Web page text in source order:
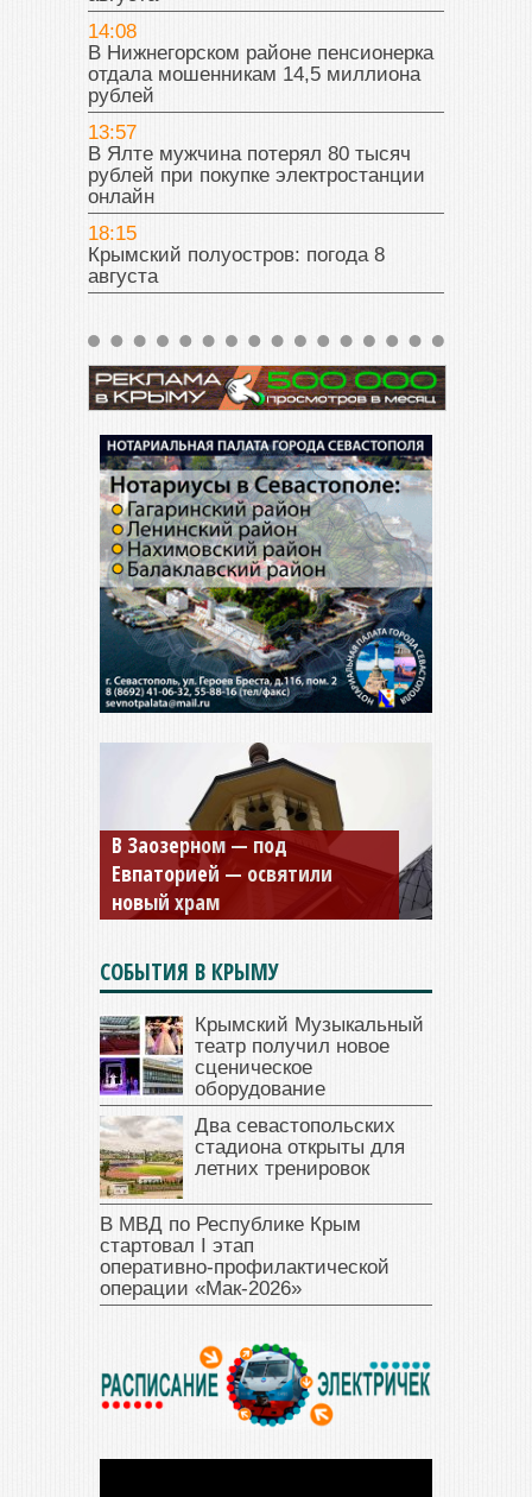
14:08
В Нижнегорском районе пенсионерка
отдала мошенникам 14,5 миллиона
рублей
13:57
В Ялте мужчина потерял 80 тысяч
рублей при покупке электростанции
онлайн
18:15
Крымский полуостров: погода 8
августа
Мужской монастырь Косьмы
и Дамиана в Крыму вновь
открыт для посещения
СОБЫТИЯ В КРЫМУ
Крымский Музыкальный
театр получил новое
сценическое
оборудование
Два севастопольских
стадиона открыты для
летних тренировок
В МВД по Республике Крым
стартовал I этап
оперативно‑профилактической
операции «Мак‑2026»